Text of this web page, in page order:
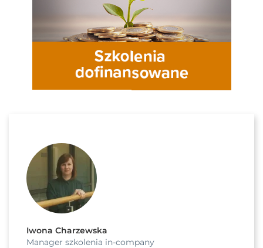
Iwona Charzewska
Manager szkolenia in-company